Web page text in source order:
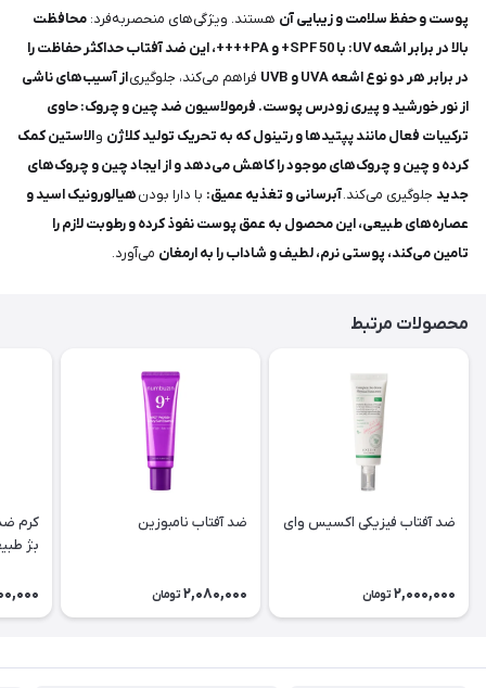
پوست و حفظ سلامت و زیبایی آن هستند. ویژگی‌های منحصربه‌فرد: محافظت
بالا در برابر اشعه UV: با SPF 50+ و PA++++، این ضد آفتاب حداکثر حفاظت را
در برابر هر دو نوع اشعه UVA و UVB
فراهم می‌کند، جلوگیریاز آسیب‌های ناشی
از نور خورشید و پیری زودرس پوست. فرمولاسیون ضد چین و چروک: حاوی
ترکیبات فعال مانند پپتیدها و رتینول که به تحریک تولید کلاژن والاستین کمک
کرده و چین و چروک‌های موجود را کاهش می‌دهد و از ایجاد چین و چروک‌های
جدید جلوگیری می‌کند.آبرسانی و تغذیه عمیق: با دارا بودنهیالورونیک اسید و
عصاره‌های طبیعی، این محصول به عمق پوست نفوذ کرده و رطوبت لازم را
تامین می‌کند، پوستی نرم، لطیف و شاداب را به ارمغان می‌آورد.
محصولات مرتبط
ضد آفتاب فیزیکی اکسیس وای
2,000,000 تومان
ضد آفتاب نامبوزین
2,080,000 تومان
کرم
بژ